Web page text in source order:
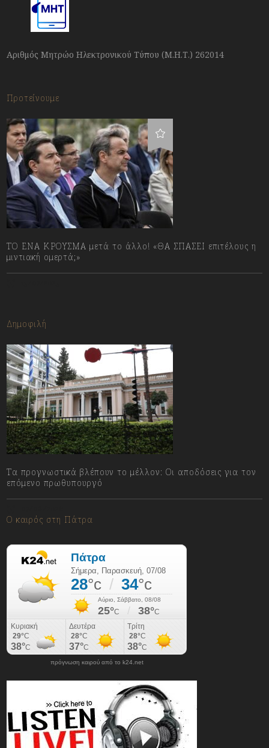
Αριθμός Μητρώο Ηλεκτρονικού Τύπου (Μ.Η.Τ.) 262014
Προτείνουμε
ΤΟ ΕΝΑ ΚΡΟΥΣΜΑ μετά το άλλο! «ΘΑ ΣΠΑΣΕΙ επιτέλους η
μιντιακή ομερτά;»
Δημοφιλή
Τα προγνωστικά βλέπουν το μέλλον: Οι αποδόσεις για τον
επόμενο πρωθυπουργό
Ο καιρός στη Πάτρα
πρόγνωση καιρού από το k24.net